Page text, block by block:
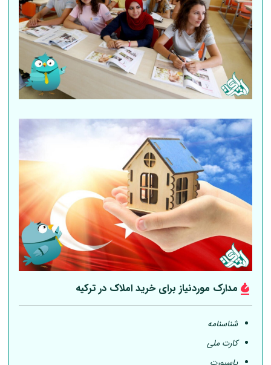
مدارک موردنیاز برای خرید املاک در ترکیه
شناسنامه
کارت ملی
پاسپورت